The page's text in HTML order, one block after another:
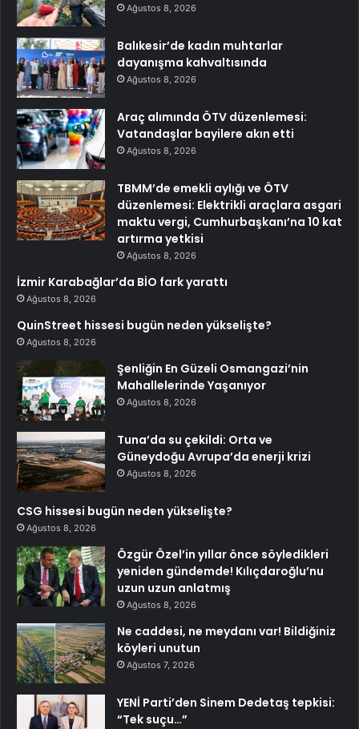
Ağustos 8, 2026
Balıkesir’de kadın muhtarlar
dayanışma kahvaltısında
Ağustos 8, 2026
Araç alımında ÖTV düzenlemesi:
Vatandaşlar bayilere akın etti
Ağustos 8, 2026
TBMM’de emekli aylığı ve ÖTV
düzenlemesi: Elektrikli araçlara asgari
maktu vergi, Cumhurbaşkanı’na 10 kat
artırma yetkisi
Ağustos 8, 2026
İzmir Karabağlar’da BİO fark yarattı
Ağustos 8, 2026
QuinStreet hissesi bugün neden yükselişte?
Ağustos 8, 2026
Şenliğin En Güzeli Osmangazi’nin
Mahallelerinde Yaşanıyor
Ağustos 8, 2026
Tuna’da su çekildi: Orta ve
Güneydoğu Avrupa’da enerji krizi
Ağustos 8, 2026
CSG hissesi bugün neden yükselişte?
Ağustos 8, 2026
Özgür Özel’in yıllar önce söyledikleri
yeniden gündemde! Kılıçdaroğlu’nu
uzun uzun anlatmış
Ağustos 8, 2026
Ne caddesi, ne meydanı var! Bildiğiniz
köyleri unutun
Ağustos 7, 2026
YENİ Parti’den Sinem Dedetaş tepkisi:
“Tek suçu…”